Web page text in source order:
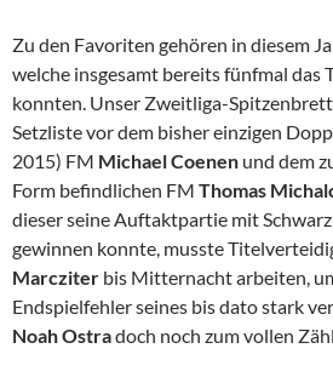
Zu den Favoriten gehören in diesem
welche insgesamt bereits fünfmal das
konnten. Unser Zweitliga-Spitzenbrett
Setzliste vor dem bisher einzigen
2015) FM Michael Coenen und dem
Form befindlichen FM Thomas
dieser seine Auftaktpartie mit
gewinnen konnte, musste
Marcziter bis Mitternacht arbeiten,
Endspielfehler seines bis dato stark
Noah Ostradoch noch zum vollen